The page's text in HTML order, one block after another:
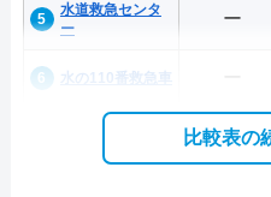
水道救急センタ
ー
ー
水の110番救急車
比較表の